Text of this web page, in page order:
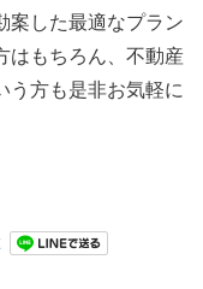
案した最適なプラン
はもちろん、不動産
う方も是非お気軽に